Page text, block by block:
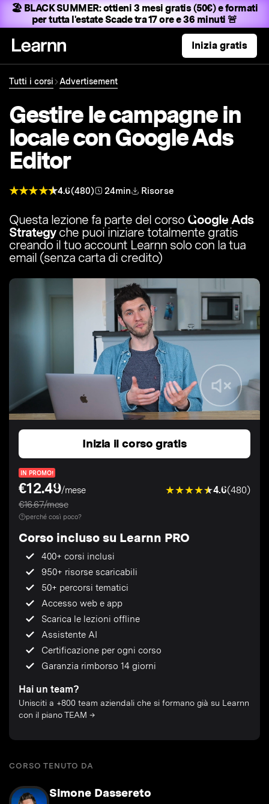
🏖️ BLACK SUMMER:ottieni 3 mesi gratis (50€) e formati
per tutta l'estateScade tra 17 ore e 36 minuti 🚨
Inizia gratis
Tutti i corsi Advertisement
Gestire le campagne in
locale con Google Ads
Editor
4.6(480) 24min Risorse
Questa lezione fa parte del corso Google Ads
Strategyche puoi iniziare totalmente gratis
creando il tuo account Learnn solo con la tua
email (senza carta di credito)
Inizia il corso gratis
IN PROMO!
€12.49/mese
€16.67/mese
4.6(480)
perché così poco?
Corso incluso su Learnn PRO
400+ corsi inclusi
950+ risorse scaricabili
50+ percorsi tematici
Accesso web e app
Scarica le lezioni offline
Assistente AI
Certificazione per ogni corso
Garanzia rimborso 14 giorni
Hai un team?
Unisciti a +800 team aziendali che si formano già su Learnn
con il piano TEAM →
CORSO TENUTO DA
Simone Dassereto